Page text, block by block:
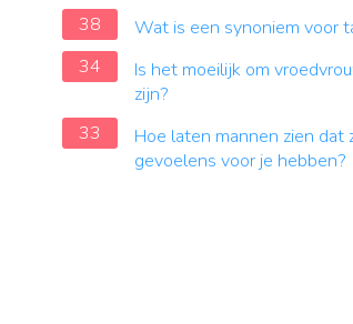
38
Wat is een synoniem voor
34
Is het moeilijk om
zijn?
33
Hoe laten mannen zien dat
gevoelens voor je hebben?